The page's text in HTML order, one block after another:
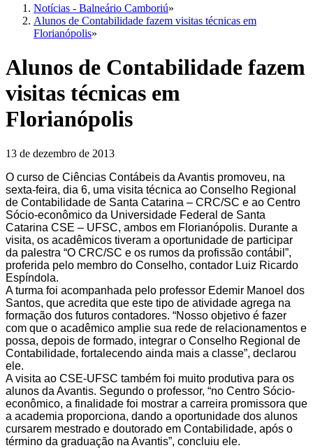
Notícias - Balneário Camboriú»
Alunos de Contabilidade fazem visitas técnicas em
Florianópolis»
Alunos de Contabilidade fazem
visitas técnicas em
Florianópolis
13 de dezembro de 2013
O curso de Ciências Contábeis da Avantis promoveu, na
sexta-feira, dia 6, uma visita técnica ao Conselho Regional
de Contabilidade de Santa Catarina – CRC/SC e ao Centro
Sócio-econômico da Universidade Federal de Santa
Catarina CSE – UFSC, ambos em Florianópolis. Durante a
visita, os acadêmicos tiveram a oportunidade de participar
da palestra “O CRC/SC e os rumos da profissão contábil”,
proferida pelo membro do Conselho, contador Luiz Ricardo
Espíndola.
A turma foi acompanhada pelo professor Edemir Manoel dos
Santos, que acredita que este tipo de atividade agrega na
formação dos futuros contadores. “Nosso objetivo é fazer
com que o acadêmico amplie sua rede de relacionamentos e
possa, depois de formado, integrar o Conselho Regional de
Contabilidade, fortalecendo ainda mais a classe”, declarou
ele.
A visita ao CSE-UFSC também foi muito produtiva para os
alunos da Avantis. Segundo o professor, “no Centro Sócio-
econômico, a finalidade foi mostrar a carreira promissora que
a academia proporciona, dando a oportunidade dos alunos
cursarem mestrado e doutorado em Contabilidade, após o
término da graduação na Avantis”, concluiu ele.